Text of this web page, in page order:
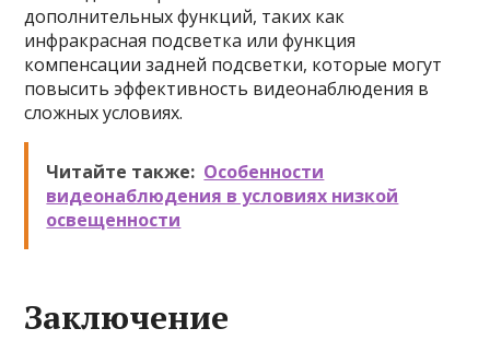
дополнительных функций, таких как
инфракрасная подсветка или функция
компенсации задней подсветки, которые могут
повысить эффективность видеонаблюдения в
сложных условиях.
Читайте также: Особенности
видеонаблюдения в условиях низкой
освещенности
Заключение